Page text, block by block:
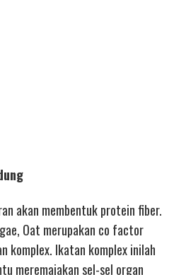
akan membentuk protein fiber.
Oat merupakan co factor
komplex. Ikatan komplex inilah
meremajakan sel-sel organ